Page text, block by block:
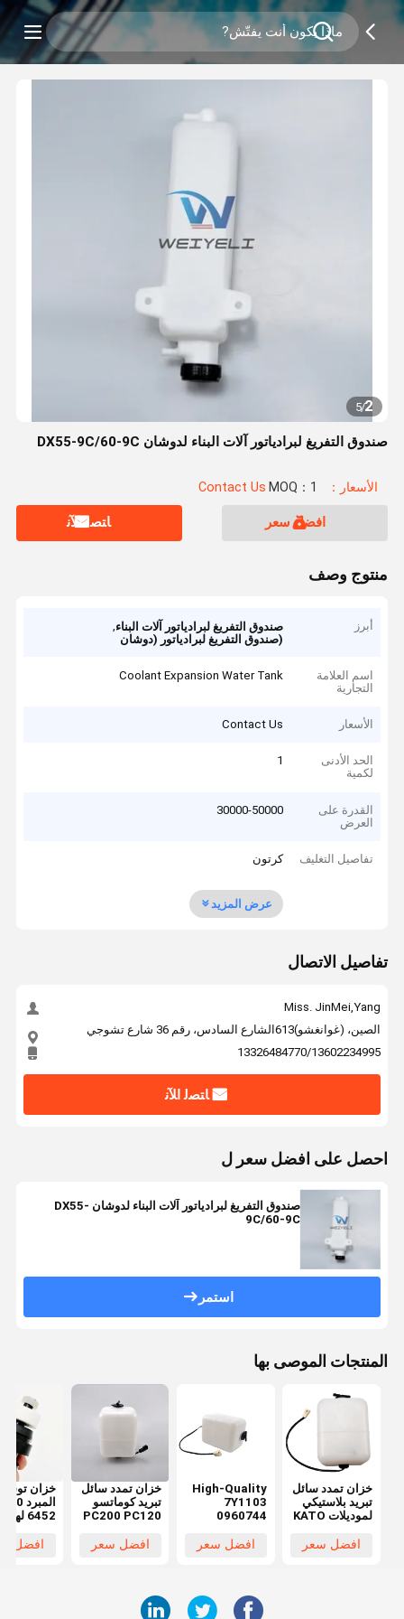
2
/
5
صندوق التفريغ لبرادياتور آلات البناء لدوشان DX55-9C/60-9C
الأسعار：Contact Us MOQ：1
افضل سعر ﺎﺘﺼﻟ ﺍﻶﻧ
منتوج وصف
أبرز صندوق التفريغ لبرادياتور آلات البناء,
(صندوق التفريغ لبرادياتور (دوشان
اسم العلامة
التجارية
Coolant Expansion Water Tank
الأسعار Contact Us
الحد الأدنى
لكمية
1
القدرة على
العرض
30000-50000
تفاصيل التغليف كرتون
عرض المزيد
تفاصيل الاتصال
Miss. JinMei,Yang
الصين، (غوانغشو)613الشارع السادس، رقم 36 شارع تشوجي
13326484770/13602234995
ﺎﺘﺼﻟ ﺍﻶﻧ
احصل على افضل سعر ل
صندوق التفريغ لبرادياتور آلات البناء لدوشان DX55-
9C/60-9C
استمر
المنتجات الموصى بها
خزان تمدد سائل
تبريد بلاستيكي
لموديلات KATO
HD250 HD450
HD512 HD513
افضل سعر
High-Quality
7Y1103
0960744
Expansion
E312 E323
E324 Models
افضل سعر
خزان تمدد سائل
تبريد كوماتسو
PC200 PC120
06-15240
افضل سعر
خزان
6452
ZAX450
افضل